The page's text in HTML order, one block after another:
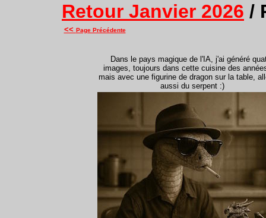
Retour Janvier 2026 /
<< Page Précédente
Dans le pays magique de l'IA, j'ai généré
images, toujours dans cette cuisine des
mais avec une figurine de dragon sur la table,
aussi du serpent :)